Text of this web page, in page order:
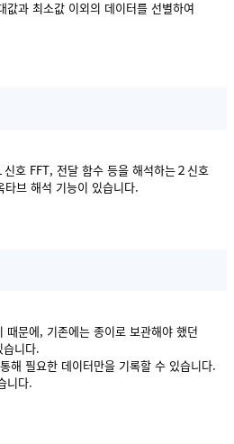
값과 최소값 이외의 데이터를 선별하여
호 FFT, 전달 함수 등을 해석하는２신호
브 해석 기능이 있습니다.
문에, 기존에는 종이로 보관해야 했던
니다.
해 필요한 데이터만을 기록할 수 있습니다.
니다.